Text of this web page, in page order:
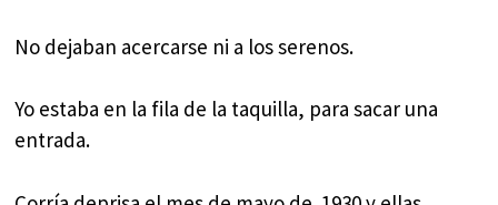
No dejaban acercarse ni a los serenos.
Yo estaba en la fila de la taquilla, para sacar una
entrada.